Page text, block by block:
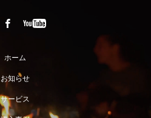
ホーム
お知らせ
サービス